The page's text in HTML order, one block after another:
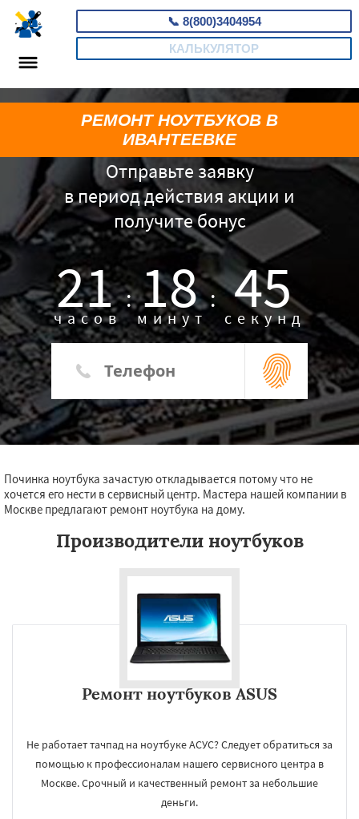
📞 8(800)3404954
КАЛЬКУЛЯТОР
Отправьте заявку
в период действия акции и
получите бонус
21 :
часов 18 :
минут 44
секунд
РЕМОНТ НОУТБУКОВ В
ИВАНТЕЕВКЕ
Починка ноутбука зачастую откладывается потому что не
хочется его нести в сервисный центр. Мастера нашей компании в
Москве предлагают ремонт ноутбука на дому.
Производители ноутбуков
Ремонт ноутбуков ASUS
Не работает тачпад на ноутбуке АСУС? Следует обратиться за
помощью к профессионалам нашего сервисного центра в
Москве. Срочный и качественный ремонт за небольшие
деньги.